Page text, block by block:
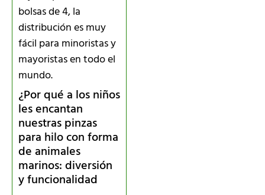
bolsas de 4, la
distribución es muy
fácil para minoristas y
mayoristas en todo el
mundo.
¿Por qué a los niños
les encantan
nuestras pinzas
para hilo con forma
de animales
marinos: diversión
y funcionalidad